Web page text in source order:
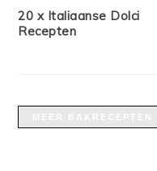
20 x Italiaanse Dolci
Recepten